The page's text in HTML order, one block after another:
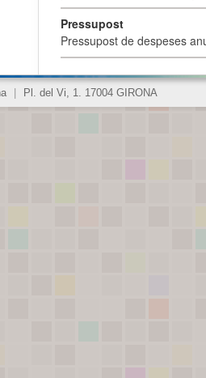
Pressupost
Pressupost de despeses
Pl. del Vi, 1. 17004 GIRONA